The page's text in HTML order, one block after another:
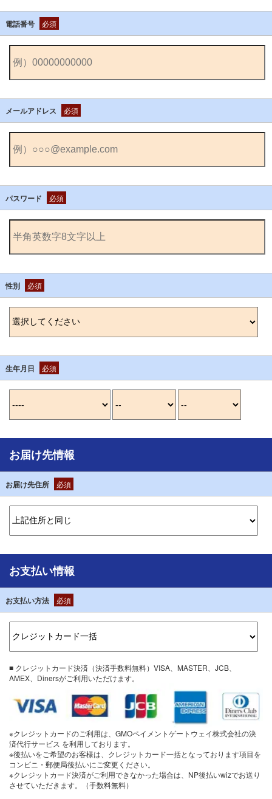
電話番号 必須
メールアドレス 必須
パスワード 必須
性別 必須
生年月日 必須
お届け先情報
お届け先住所 必須
お支払い情報
お支払い方法 必須
■ クレジットカード決済（決済手数料無料）VISA、MASTER、JCB、
AMEX、Dinersがご利用いただけます。
※クレジットカードのご利用は、GMOペイメントゲートウェイ株式会社の決
済代行サービス を利用しております。
※後払いをご希望のお客様は、クレジットカード一括となっております項目を
コンビニ・郵便局後払いにご変更ください。
※クレジットカード決済がご利用できなかった場合は、NP後払いwizでお送り
させていただきます。（手数料無料）